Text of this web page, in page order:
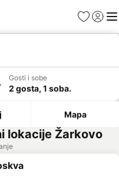
FavoritiPrijavi
Gosti i sobe
2 gosta, 1 soba.
Mapa
lokacije Žarkovo
u favorite